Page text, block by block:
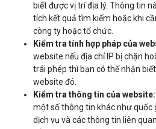
biết được vị trí địa lý. Thông tin
tích kết quả tìm kiếm hoặc khi
công ty hoặc tổ chức.
Kiểm tra tính hợp pháp của
website nếu địa chỉ IP bị chặn
trái phép thì bạn có thể nhận
website đó.
Kiểm tra thông tin của website:
một số thông tin khác như quốc
dịch vụ và các thông tin liên